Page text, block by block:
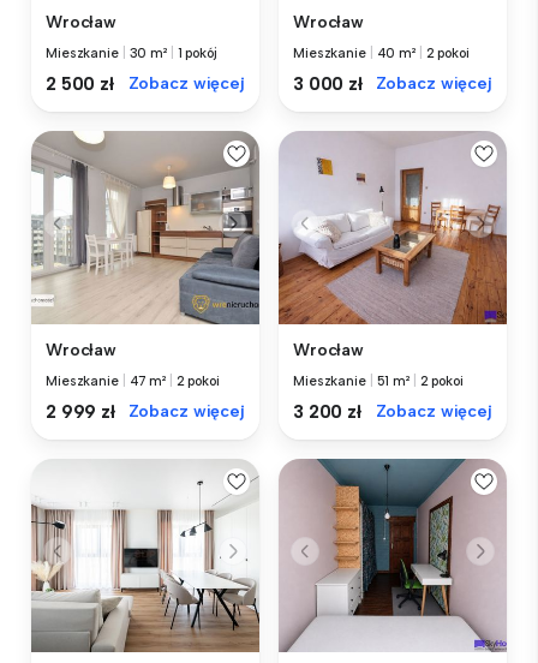
Wrocław
Mieszkanie 30 m² 1 pokój
2 500 zł Zobacz więcej
Wrocław
Mieszkanie 40 m² 2 pokoi
3 000 zł Zobacz więcej
Wrocław
Mieszkanie 47 m² 2 pokoi
2 999 zł Zobacz więcej
Wrocław
Mieszkanie 51 m² 2 pokoi
3 200 zł Zobacz więcej